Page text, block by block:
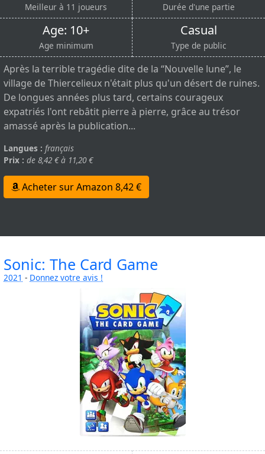
Meilleur à 11 joueurs Durée d'une partie
Age: 10+
Age minimum
Casual
Type de public
Après la terrible tragédie dite de la “Nouvelle lune”, le
village de Thiercelieux n'était plus qu'un désert de ruines.
De longues années plus tard, certains courageux
expatriés l'ont rebâtit pierre à pierre, grâce au trésor
amassé après la publication...
Langues : français
Prix : de 8,42 € à 11,20 €
Acheter sur Amazon 8,42 €
Sonic: The Card Game
2021 - Donnez votre avis !